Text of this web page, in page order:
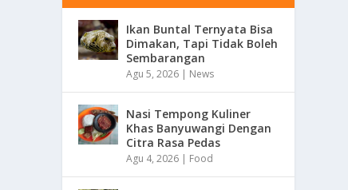
Ikan Buntal Ternyata Bisa
Dimakan, Tapi Tidak Boleh
Sembarangan
Agu 5, 2026 | News
Nasi Tempong Kuliner
Khas Banyuwangi Dengan
Citra Rasa Pedas
Agu 4, 2026 | Food